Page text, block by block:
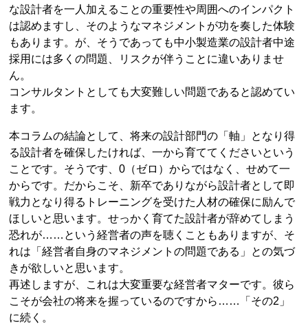
な設計者を一人加えることの重要性や周囲へのインパクト
は認めますし、そのようなマネジメントが功を奏した体験
もあります。が、そうであっても中小製造業の設計者中途
採用には多くの問題、リスクが伴うことに違いありませ
ん。
コンサルタントとしても大変難しい問題であると認めてい
ます。
本コラムの結論として、将来の設計部門の「軸」となり得
る設計者を確保したければ、一から育ててくださいという
ことです。そうです、0（ゼロ）からではなく、せめて一
からです。だからこそ、新卒でありながら設計者として即
戦力となり得るトレーニングを受けた人材の確保に励んで
ほしいと思います。せっかく育てた設計者が辞めてしまう
恐れが……という経営者の声を聴くこともありますが、そ
れは「経営者自身のマネジメントの問題である」との気づ
きが欲しいと思います。
再述しますが、これは大変重要な経営者マターです。彼ら
こそが会社の将来を握っているのですから……「その2」
に続く。